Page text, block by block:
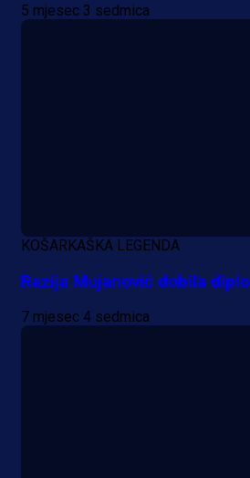
Bez pobjednika u
Sarajevo kiksalo
prvenstva!
5 mjesec 3 sedmica
KOŠARKAŠKA LEGENDA
Razija Mujanović dobila
7 mjesec 4 sedmica